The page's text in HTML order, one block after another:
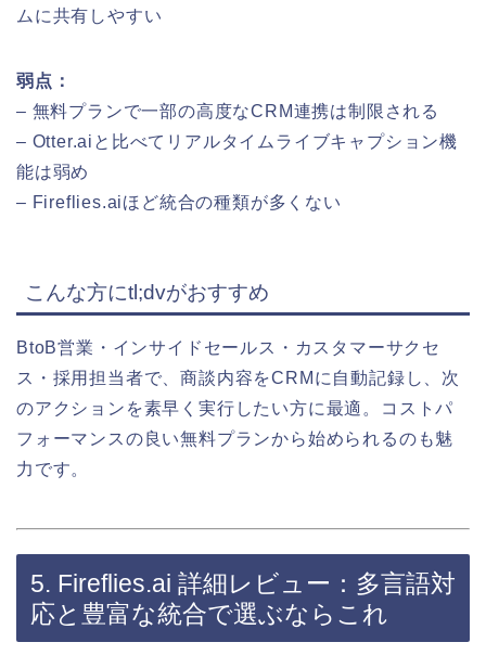
ムに共有しやすい
弱点：
– 無料プランで一部の高度なCRM連携は制限される
– Otter.aiと比べてリアルタイムライブキャプション機
能は弱め
– Fireflies.aiほど統合の種類が多くない
こんな方にtl;dvがおすすめ
BtoB営業・インサイドセールス・カスタマーサクセ
ス・採用担当者で、商談内容をCRMに自動記録し、次
のアクションを素早く実行したい方に最適。コストパ
フォーマンスの良い無料プランから始められるのも魅
力です。
5. Fireflies.ai 詳細レビュー：多言語対
応と豊富な統合で選ぶならこれ